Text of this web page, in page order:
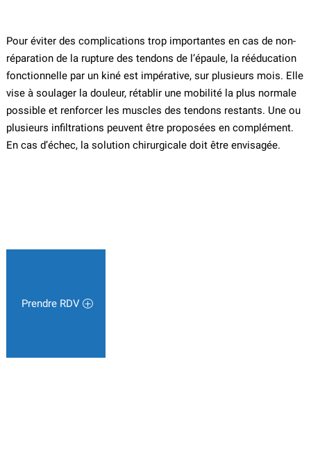
Pour éviter des complications trop importantes en cas de non-
réparation de la rupture des tendons de l’épaule, la rééducation
fonctionnelle par un kiné est impérative, sur plusieurs mois. Elle
vise à soulager la douleur, rétablir une mobilité la plus normale
possible et renforcer les muscles des tendons restants. Une ou
plusieurs infiltrations peuvent être proposées en complément.
En cas d’échec, la solution chirurgicale doit être envisagée.
Prendre RDV